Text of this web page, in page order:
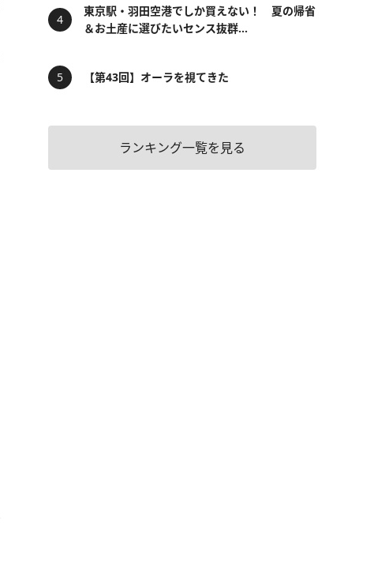
東京駅・羽田空港でしか買えない！ 夏の帰省
＆お土産に選びたいセンス抜群...
【第43回】オーラを視てきた
ランキング一覧を見る